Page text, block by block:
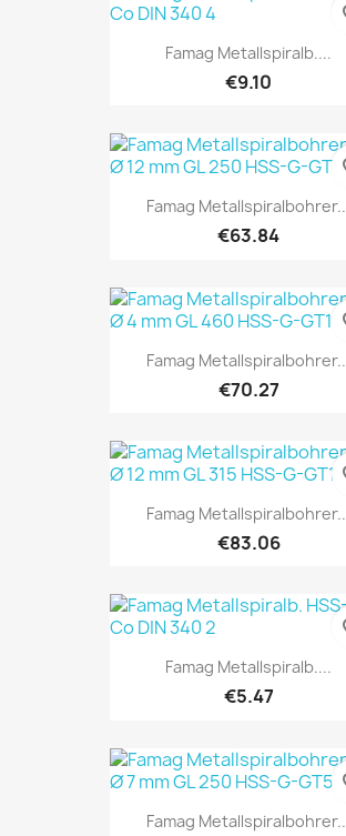
Famag Metallspiralb....
€9.10
Famag
€63.84
Famag
€70.27
Famag
€83.06
Famag Metallspiralb....
€5.47
Famag